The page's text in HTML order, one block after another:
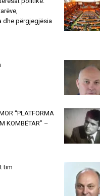
dhe përgjegjësia
“PLATFORMA
KOMBËTAR” –
tim